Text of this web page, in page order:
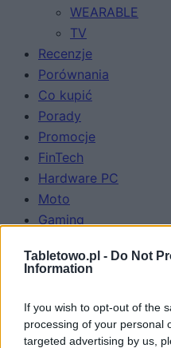
Tabletowo.pl - Do Not
Information
If you wish to opt-out of the
processing of your personal
targeted advertising by us,
WEARABLE
TV
Recenzje
Porównania
Co kupić
Porady
Promocje
FinTech
Hardware PC
Moto
Gaming
Redakcja
Kontakt
Obserwuj nas